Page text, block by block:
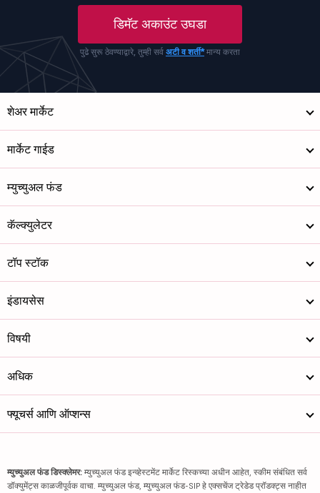
डिमॅट अकाउंट उघडा
पुढे सुरू ठेवण्याद्वारे, तुम्ही सर्व अटी व शर्ती*मान्य करता
शेअर मार्केट
मार्केट गाईड
म्युच्युअल फंड
कॅल्क्युलेटर
टॉप स्टॉक
इंडायसेस
विषयी
अधिक
फ्यूचर्स आणि ऑप्शन्स
म्युच्युअल फंड डिस्क्लेमर: म्युच्युअल फंड इन्व्हेस्टमेंट मार्केट रिस्कच्या अधीन आहेत, स्कीम संबंधित सर्व
डॉक्युमेंट्स काळजीपूर्वक वाचा. म्युच्युअल फंड, म्युच्युअल फंड-SIP हे एक्सचेंज ट्रेडेड प्रॉडक्ट्स नाहीत